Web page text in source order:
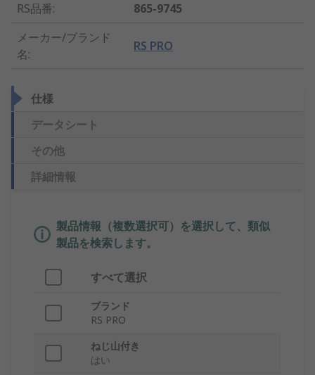
RS品番:
865-9745
メーカー/ブランド
名:
RS PRO
仕様
データシート
その他
詳細情報
製品情報（複数選択可）を選択して、類似
製品を検索します。
すべて選択
ブランド
RS PRO
ねじ山付き
はい